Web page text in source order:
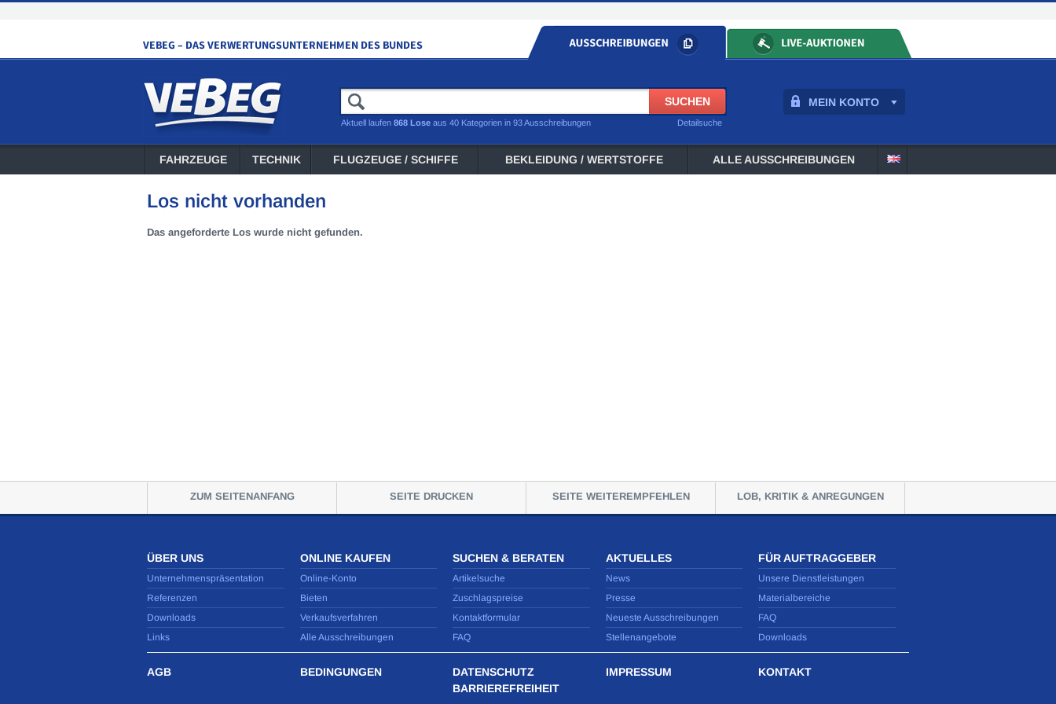
MEIN KONTO
Detailsuche
Aktuell laufen 868 Lose aus 40 Kategorien in 93 Ausschreibungen
FAHRZEUGE TECHNIK FLUGZEUGE / SCHIFFE BEKLEIDUNG / WERTSTOFFE ALLE AUSSCHREIBUNGEN
Los nicht vorhanden
Das angeforderte Los wurde nicht gefunden.
ZUM SEITENANFANG SEITE DRUCKEN SEITE WEITEREMPFEHLEN LOB, KRITIK & ANREGUNGEN
ÜBER UNS
Unternehmenspräsentation
Referenzen
Downloads
Links
ONLINE KAUFEN
Online-Konto
Bieten
Verkaufsverfahren
Alle Ausschreibungen
SUCHEN & BERATEN
Artikelsuche
Zuschlagspreise
Kontaktformular
FAQ
AKTUELLES
News
Presse
Neueste Ausschreibungen
Stellenangebote
FÜR AUFTRAGGEBER
Unsere Dienstleistungen
Materialbereiche
FAQ
Downloads
AGB BEDINGUNGEN
DATENSCHUTZ
BARRIEREFREIHEIT
IMPRESSUM KONTAKT